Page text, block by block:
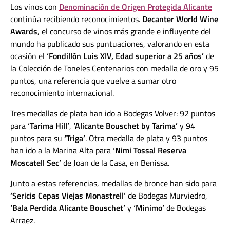
Los vinos con Denominación de Origen Protegida Alicante
continúa recibiendo reconocimientos. Decanter World Wine
Awards, el concurso de vinos más grande e influyente del
mundo ha publicado sus puntuaciones, valorando en esta
ocasión el ‘Fondillón Luis XIV, Edad superior a 25 años’de
la Colección de Toneles Centenarios con medalla de oro y 95
puntos, una referencia que vuelve a sumar otro
reconocimiento internacional.
Tres medallas de plata han ido a Bodegas Volver: 92 puntos
para‘Tarima Hill’, ‘Alicante Bouschet by Tarima’y 94
puntos para su ‘Triga’. Otra medalla de plata y 93 puntos
han ido a la Marina Alta para‘Nimi Tossal Reserva
Moscatell Sec’de Joan de la Casa, en Benissa.
Junto a estas referencias, medallas de bronce han sido para
‘Sericis Cepas Viejas Monastrell’de Bodegas Murviedro,
‘Bala Perdida Alicante Bouschet’y‘Minimo’de Bodegas
Arraez.